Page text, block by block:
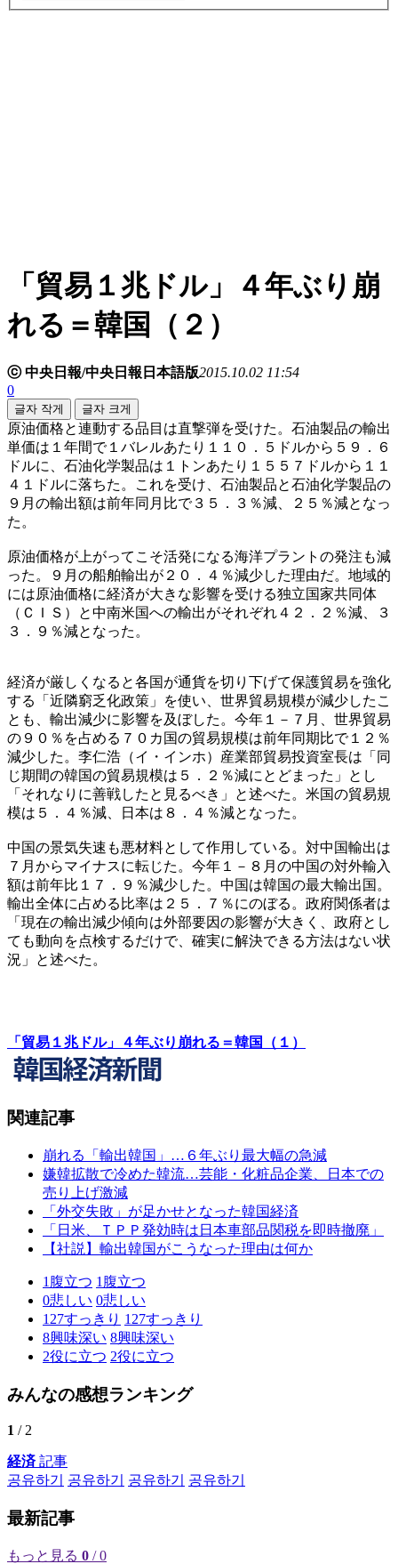
「貿易１兆ドル」４年ぶり崩
れる＝韓国（２）
ⓒ 中央日報/中央日報日本語版2015.10.02 11:54
0
글자 작게 글자 크게
原油価格と連動する品目は直撃弾を受けた。石油製品の輸出
単価は１年間で１バレルあたり１１０．５ドルから５９．６
ドルに、石油化学製品は１トンあたり１５５７ドルから１１
４１ドルに落ちた。これを受け、石油製品と石油化学製品の
９月の輸出額は前年同月比で３５．３％減、２５％減となっ
た。
原油価格が上がってこそ活発になる海洋プラントの発注も減
った。９月の船舶輸出が２０．４％減少した理由だ。地域的
には原油価格に経済が大きな影響を受ける独立国家共同体
（ＣＩＳ）と中南米国への輸出がそれぞれ４２．２％減、３
３．９％減となった。
経済が厳しくなると各国が通貨を切り下げて保護貿易を強化
する「近隣窮乏化政策」を使い、世界貿易規模が減少したこ
とも、輸出減少に影響を及ぼした。今年１－７月、世界貿易
の９０％を占める７０カ国の貿易規模は前年同期比で１２％
減少した。李仁浩（イ・インホ）産業部貿易投資室長は「同
じ期間の韓国の貿易規模は５．２％減にとどまった」とし
「それなりに善戦したと見るべき」と述べた。米国の貿易規
模は５．４％減、日本は８．４％減となった。
中国の景気失速も悪材料として作用している。対中国輸出は
７月からマイナスに転じた。今年１－８月の中国の対外輸入
額は前年比１７．９％減少した。中国は韓国の最大輸出国。
輸出全体に占める比率は２５．７％にのぼる。政府関係者は
「現在の輸出減少傾向は外部要因の影響が大きく、政府とし
ても動向を点検するだけで、確実に解決できる方法はない状
況」と述べた。
「貿易１兆ドル」４年ぶり崩れる＝韓国（１）
関連記事
崩れる「輸出韓国」…６年ぶり最大幅の急減
嫌韓拡散で冷めた韓流…芸能・化粧品企業、日本での
売り上げ激減
「外交失敗」が足かせとなった韓国経済
「日米、ＴＰＰ発効時は日本車部品関税を即時撤廃」
【社説】輸出韓国がこうなった理由は何か
1 腹立つ 1 腹立つ
0悲しい 0悲しい
127すっきり 127すっきり
8興味深い 8興味深い
2役に立つ 2役に立つ
みんなの感想ランキング
1 / 2
経済記事
공유하기
공유하기 공유하기 공유하기
最新記事
もっと見る 0 / 0